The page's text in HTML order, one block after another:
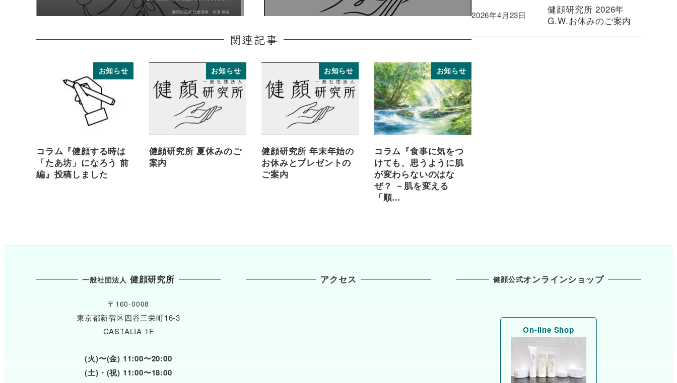
関連記事
お知らせ
コラム『健顔する時は
「たあ坊」になろう 前
編』投稿しました
お知らせ
健顔研究所 夏休みのご
案内
お知らせ
健顔研究所 年末年始の
お休みとプレゼントの
ご案内
お知らせ
コラム『食事に気をつ
けても、思うように肌
が変わらないのはな
ぜ？ －肌を変える
「順…
健顔研究所 2026年
G.W.お休みのご案内
2026年4月23日
一般社団法人 健顔研究所
〒160-0008
東京都新宿区四谷三栄町16-3
CASTALIA 1F
(火)〜(金) 11:00〜20:00
(土)・(祝) 11:00〜18:00
アクセス 健顔公式オンラインショップ
On-line Shop